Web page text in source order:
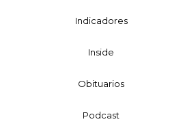
Indicadores
Inside
Obituarios
Podcast